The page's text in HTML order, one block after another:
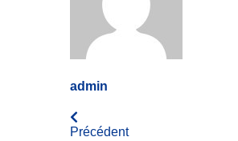
admin
Précédent